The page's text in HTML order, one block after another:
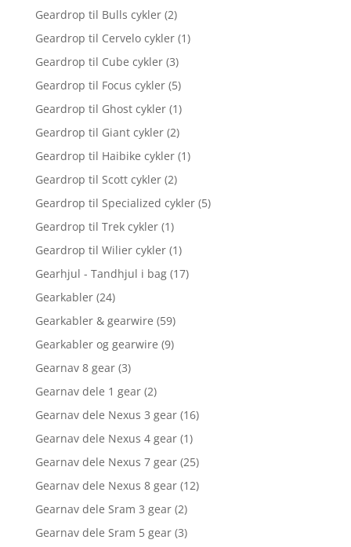
Geardrop til Bulls cykler (2)
Geardrop til Cervelo cykler (1)
Geardrop til Cube cykler (3)
Geardrop til Focus cykler (5)
Geardrop til Ghost cykler (1)
Geardrop til Giant cykler (2)
Geardrop til Haibike cykler (1)
Geardrop til Scott cykler (2)
Geardrop til Specialized cykler (5)
Geardrop til Trek cykler (1)
Geardrop til Wilier cykler (1)
Gearhjul - Tandhjul i bag (17)
Gearkabler (24)
Gearkabler & gearwire (59)
Gearkabler og gearwire (9)
Gearnav 8 gear (3)
Gearnav dele 1 gear (2)
Gearnav dele Nexus 3 gear (16)
Gearnav dele Nexus 4 gear (1)
Gearnav dele Nexus 7 gear (25)
Gearnav dele Nexus 8 gear (12)
Gearnav dele Sram 3 gear (2)
Gearnav dele Sram 5 gear (3)